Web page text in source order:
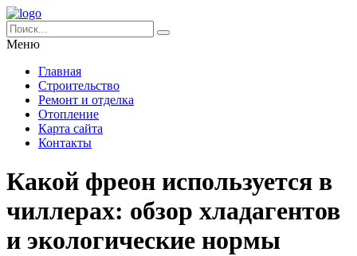
Меню
Главная
Строительство
Ремонт и отделка
Отопление
Карта сайта
Контакты
Какой фреон используется в
чиллерах: обзор хладагентов
и экологические нормы